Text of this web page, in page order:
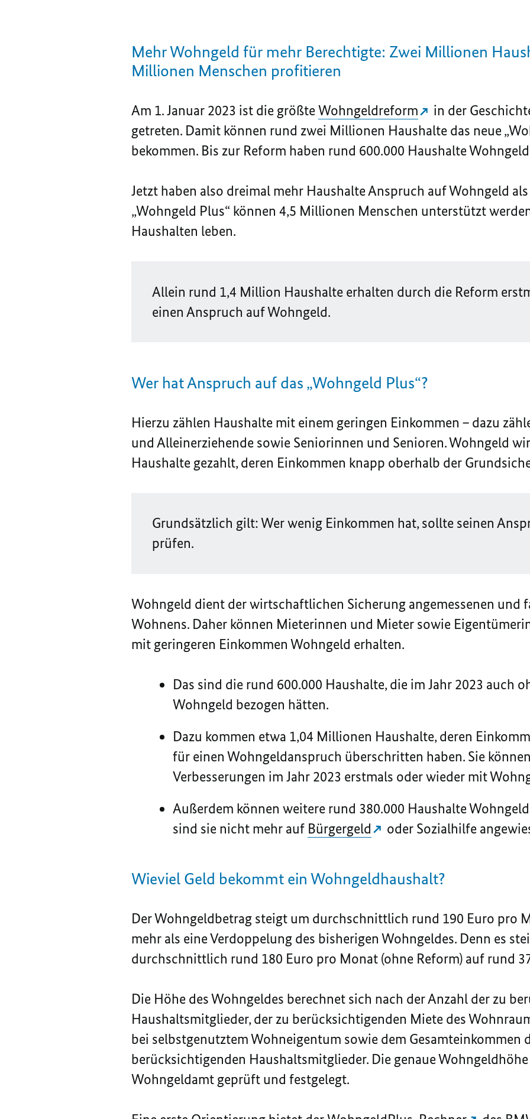
Mehr Wohngeld für mehr Berechtigte: Zwei Millionen
Millionen Menschen profitieren
Am 1. Januar 2023 ist die größte Wohngeldreform
in der
getreten. Damit können rund zwei Millionen Haushalte das neue
bekommen. Bis zur Reform haben rund 600.000 Haushalte
Jetzt haben also dreimal mehr Haushalte Anspruch auf Wohngeld
„Wohngeld Plus“ können 4,5 Millionen Menschen unterstützt
Haushalten leben.
Allein rund 1,4 Million Haushalte erhalten durch die Reform
einen Anspruch auf Wohngeld.
Wer hat Anspruch auf das „Wohngeld Plus“?
Hierzu zählen Haushalte mit einem geringen Einkommen – dazu
und Alleinerziehende sowie Seniorinnen und Senioren. Wohngeld
Haushalte gezahlt, deren Einkommen knapp oberhalb der
Grundsätzlich gilt: Wer wenig Einkommen hat, sollte seinen
prüfen.
Wohngeld dient der wirtschaftlichen Sicherung angemessenen und
Wohnens. Daher können Mieterinnen und Mieter sowie
mit geringeren Einkommen Wohngeld erhalten.
Das sind die rund 600.000 Haushalte, die im Jahr 2023 auch
Wohngeld bezogen hätten.
Dazu kommen etwa 1,04 Millionen Haushalte, deren
für einen Wohngeldanspruch überschritten haben. Sie
Verbesserungen im Jahr 2023 erstmals oder wieder mit
Außerdem können weitere rund 380.000 Haushalte
sind sie nicht mehr auf Bürgergeld oder Sozialhilfe
Wieviel Geld bekommt ein Wohngeldhaushalt?
Der Wohngeldbetrag steigt um durchschnittlich rund 190 Euro pro
mehr als eine Verdoppelung des bisherigen Wohngeldes. Denn es
durchschnittlich rund 180 Euro pro Monat (ohne Reform) auf rund
Die Höhe des Wohngeldes berechnet sich nach der Anzahl der zu
Haushaltsmitglieder, der zu berücksichtigenden Miete des
bei selbstgenutztem Wohneigentum sowie dem Gesamteinkommen
berücksichtigenden Haushaltsmitglieder. Die genaue
Wohngeldamt geprüft und festgelegt.